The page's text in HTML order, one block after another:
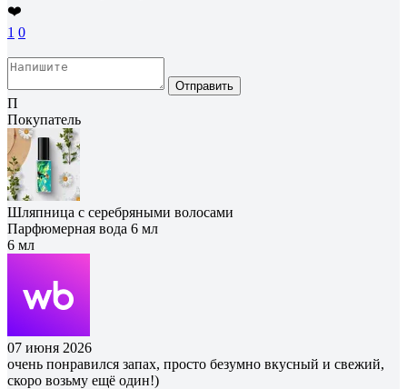
❤️
1 0
Отправить
П
Покупатель
Шляпница с серебряными волосами
Парфюмерная вода 6 мл
6 мл
07 июня 2026
очень понравился запах, просто безумно вкусный и свежий,
скоро возьму ещё один!)